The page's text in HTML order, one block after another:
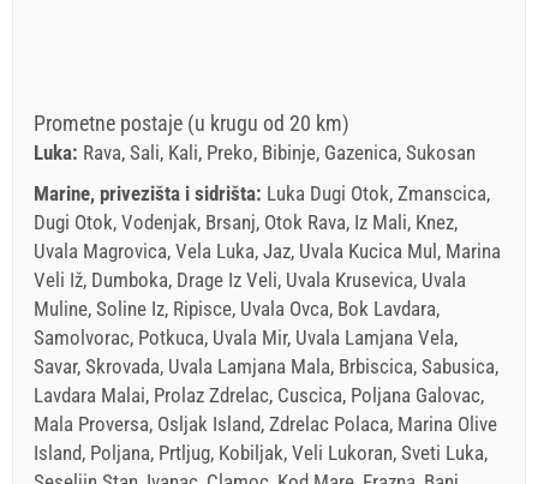
Prometne postaje (u krugu od 20 km)
Luka: Rava, Sali, Kali, Preko, Bibinje, Gazenica, Sukosan
Marine, privezišta i sidrišta: Luka Dugi Otok, Zmanscica,
Dugi Otok, Vodenjak, Brsanj, Otok Rava, Iz Mali, Knez,
Uvala Magrovica, Vela Luka, Jaz, Uvala Kucica Mul, Marina
Veli Iž, Dumboka, Drage Iz Veli, Uvala Krusevica, Uvala
Muline, Soline Iz, Ripisce, Uvala Ovca, Bok Lavdara,
Samolvorac, Potkuca, Uvala Mir, Uvala Lamjana Vela,
Savar, Skrovada, Uvala Lamjana Mala, Brbiscica, Sabusica,
Lavdara Malai, Prolaz Zdrelac, Cuscica, Poljana Galovac,
Mala Proversa, Osljak Island, Zdrelac Polaca, Marina Olive
Island, Poljana, Prtljug, Kobiljak, Veli Lukoran, Sveti Luka,